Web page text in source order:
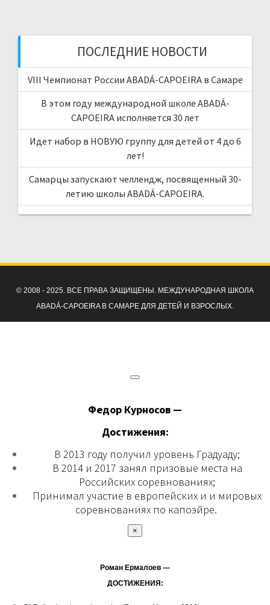
ПОСЛЕДНИЕ НОВОСТИ
VIII Чемпионат России ABADÁ-CAPOEIRA в Самаре
В этом году международной школе ABADÁ-
CAPOEIRA исполняется 30 лет
Идет набор в НОВУЮ группу для детей от 4 до 6
лет!
Самарцы запускают челлендж, посвященный 30-
летию школы ABADÁ-CAPOEIRA.
© 2008 - 2025. ВСЕ ПРАВА ЗАЩИЩЕНЫ. МЕЖДУНАРОДНАЯ ШКОЛА
ABADÁ-CAPOEIRA В САМАРЕ ДЛЯ ДЕТЕЙ И ВЗРОСЛЫХ.
Федор Курносов —
Достижения:
В 2013 году получил уровень Градуаду;
В 2014 и 2017 занял призовые места на
Российских соревнованиях;
Принимал участие в европейских и и мировых
соревнованиях по капоэйре.
×
Роман Ермалоев —
ДОСТИЖЕНИЯ: